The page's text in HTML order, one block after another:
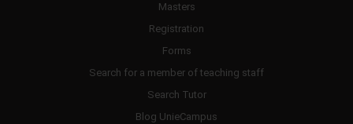
Masters
Registration
Forms
Search for a member of teaching staff
Search Tutor
Blog UnieCampus